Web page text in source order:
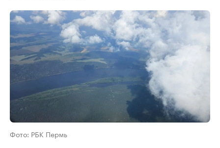
Фото: РБК Пермь